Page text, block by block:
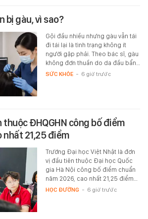
bị gàu, vì sao?
Gội đầu nhiều nhưng gàu vẫn tái
đi tái lại là tình trạng không ít
người gặp phải. Theo bác sĩ, gàu
không đơn thuần do da đầu bẩn…
SỨC KHỎE - 6 giờ trước
ĐHQGHN công bố điểm
nhất 21,25 điểm
Trường Đại học Việt Nhật là đơn
vị đầu tiên thuộc Đại học Quốc
gia Hà Nội công bố điểm chuẩn
năm 2026, cao nhất 21,25 điểm…
HỌC ĐƯỜNG - 6 giờ trước